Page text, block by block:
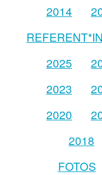
2014
2025
2023
2020
2018
FOTOS